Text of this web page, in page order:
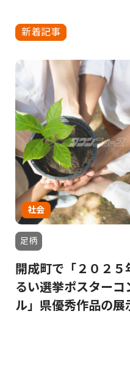
新着記事
社会
足柄
開成町で「２０２
るい選挙ポスターコ
ル」県優秀作品の展